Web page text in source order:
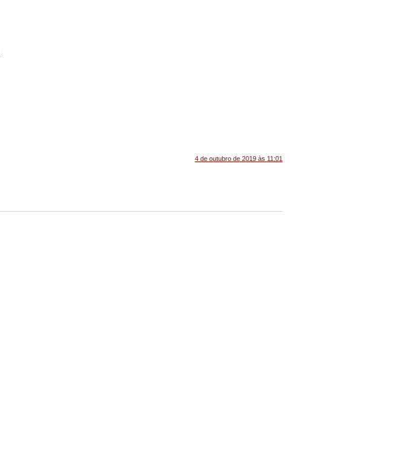
4 de outubro de 2019 às 11:01